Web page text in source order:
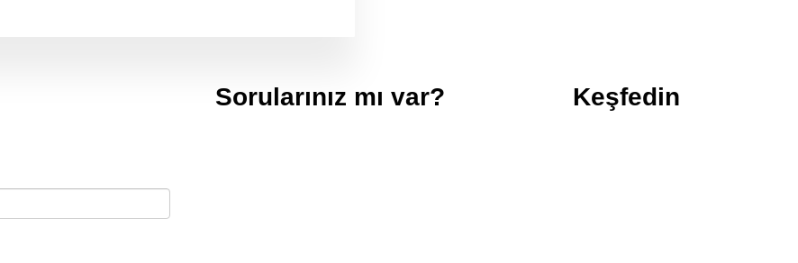
Sorularınız mı var? Keşfedin